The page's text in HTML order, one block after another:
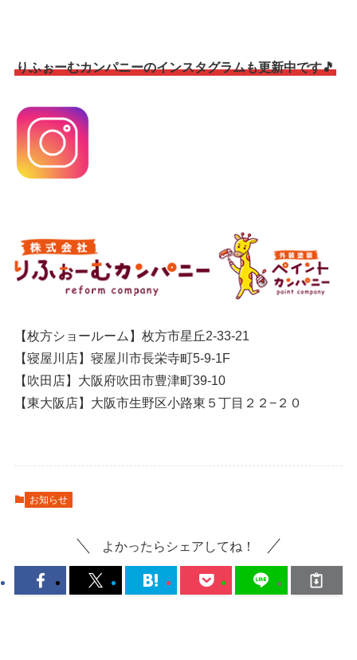
りふぉーむカンパニーのインスタグラムも更新中です🎵
【枚方ショールーム】枚方市星丘2-33-21
【寝屋川店】寝屋川市長栄寺町5-9-1F
【吹田店】大阪府吹田市豊津町39-10
【東大阪店】大阪市生野区小路東５丁目２２−２０
お知らせ
よかったらシェアしてね！